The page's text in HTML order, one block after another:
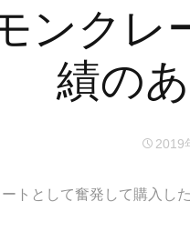
ンクレ
績の
2019
トとして奮発して購入し